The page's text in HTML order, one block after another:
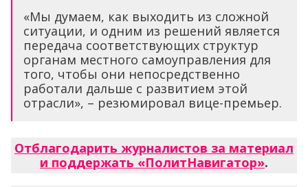
«Мы думаем, как выходить из сложной
ситуации, и одним из решений является
передача соответствующих структур
органам местного самоуправления для
того, чтобы они непосредственно
работали дальше с развитием этой
отрасли», – резюмировал вице-премьер.
Отблагодарить журналистов за материал
и поддержать «ПолитНавигатор».